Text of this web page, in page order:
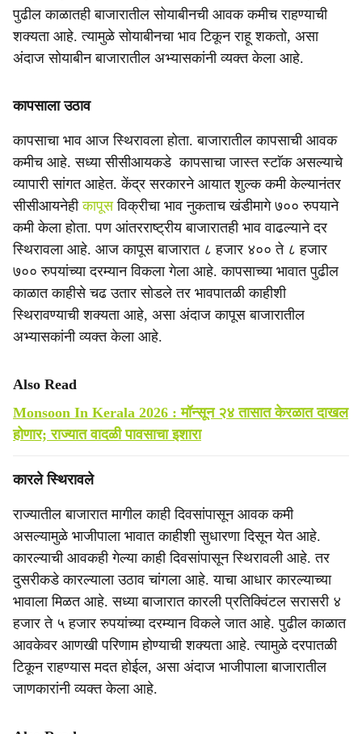
पुढील काळातही बाजारातील सोयाबीनची आवक कमीच राहण्याची
शक्यता आहे. त्यामुळे सोयाबीनचा भाव टिकून राहू शकतो, असा
अंदाज सोयाबीन बाजारातील अभ्यासकांनी व्यक्त केला आहे.
कापसाला उठाव
कापसाचा भाव आज स्थिरावला होता. बाजारातील कापसाची आवक
कमीच आहे. सध्या सीसीआयकडे कापसाचा जास्त स्टाॅक असल्याचे
व्यापारी सांगत आहेत. केंद्र सरकारने आयात शुल्क कमी केल्यानंतर
सीसीआयनेहीकापूसविक्रीचा भाव नुकताच खंडीमागे ७०० रुपयाने
कमी केला होता. पण आंतरराष्ट्रीय बाजारातही भाव वाढल्याने दर
स्थिरावला आहे. आज कापूस बाजारात ८ हजार ४०० ते ८ हजार
७०० रुपयांच्या दरम्यान विकला गेला आहे. कापसाच्या भावात पुढील
काळात काहीसे चढ उतार सोडले तर भावपातळी काहीशी
स्थिरावण्याची शक्यता आहे, असा अंदाज कापूस बाजारातील
अभ्यासकांनी व्यक्त केला आहे.
Also Read
Monsoon In Kerala 2026 : मॉन्सून २४ तासात केरळात दाखल
होणार; राज्यात वादळी पावसाचा इशारा
कारले स्थिरावले
राज्यातील बाजारात मागील काही दिवसांपासून आवक कमी
असल्यामुळे भाजीपाला भावात काहीशी सुधारणा दिसून येत आहे.
कारल्याची आवकही गेल्या काही दिवसांपासून स्थिरावली आहे. तर
दुसरीकडे कारल्याला उठाव चांगला आहे. याचा आधार कारल्याच्या
भावाला मिळत आहे. सध्या बाजारात कारली प्रतिक्विंटल सरासरी ४
हजार ते ५ हजार रुपयांच्या दरम्यान विकले जात आहे. पुढील काळात
आवकेवर आणखी परिणाम होण्याची शक्यता आहे. त्यामुळे दरपातळी
टिकून राहण्यास मदत होईल, असा अंदाज भाजीपाला बाजारातील
जाणकारांनी व्यक्त केला आहे.